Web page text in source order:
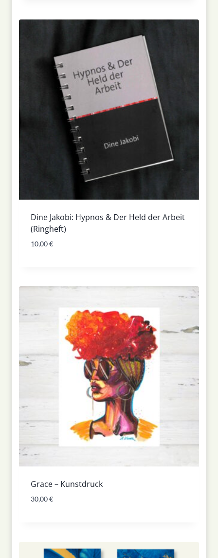
Dine Jakobi: Hypnos & Der Held der Arbeit
(Ringheft)
10,00€
Grace – Kunstdruck
30,00€